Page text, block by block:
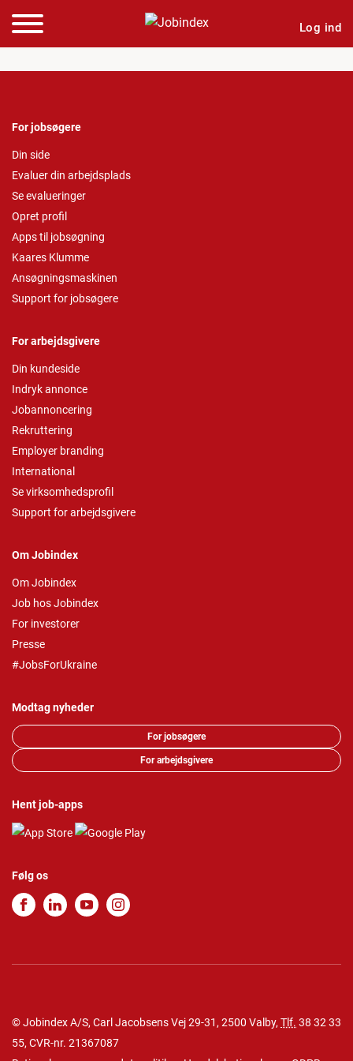
Log ind
For jobsøgere
Din side
Evaluer din arbejdsplads
Se evalueringer
Opret profil
Apps til jobsøgning
Kaares Klumme
Ansøgningsmaskinen
Support for jobsøgere
For arbejdsgivere
Din kundeside
Indryk annonce
Jobannoncering
Rekruttering
Employer branding
International
Se virksomhedsprofil
Support for arbejdsgivere
Om Jobindex
Om Jobindex
Job hos Jobindex
For investorer
Presse
#JobsForUkraine
Modtag nyheder
For jobsøgere
For arbejdsgivere
Hent job-apps
Følg os
© Jobindex A/S, Carl Jacobsens Vej 29-31, 2500 Valby, Tlf. 38 32 33
55, CVR-nr. 21367087